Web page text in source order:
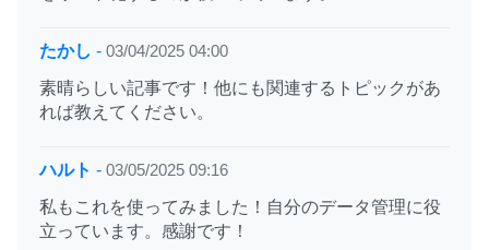
たかし - 03/04/2025 04:00
素晴らしい記事です！他にも関連するトピックがあ
れば教えてください。
ハルト - 03/05/2025 09:16
私もこれを使ってみました！自分のデータ管理に役
立っています。感謝です！